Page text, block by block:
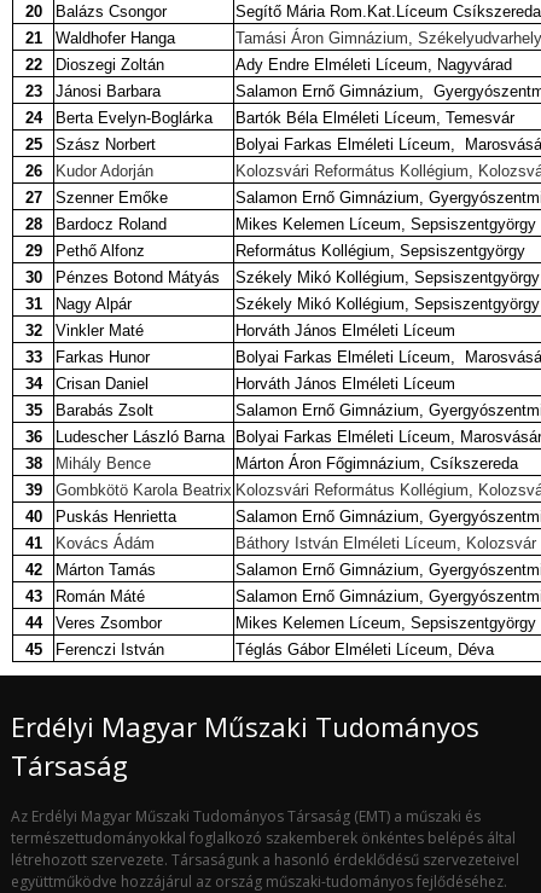
20
Balázs Csongor
Segítő Mária Rom.Kat.Líceum Csíkszereda
21
Waldhofer Hanga
Tamási Áron Gimnázium, Székelyudvarhely
22
Dioszegi Zoltán
Ady Endre Elméleti Líceum, Nagyvárad
23
Jánosi Barbara
Salamon Ernő Gimnázium,
24
Berta Evelyn-Boglárka
Bartók Béla Elméleti Líceum, Temesvár
25
Szász Norbert
Bolyai Farkas Elméleti Líceum,
26
Kudor Adorján
Kolozsvári Református Kollégium,
27
Szenner Emőke
Salamon Ernő Gimnázium,
28
Bardocz Roland
Mikes Kelemen Líceum, Sepsiszentgyörgy
29
Pethő Alfonz
Református Kollégium, Sepsiszentgyörgy
30
Pénzes Botond Mátyás
Székely Mikó Kollégium, Sepsiszentgyörgy
31
Nagy Alpár
Székely Mikó Kollégium, Sepsiszentgyörgy
32
Vinkler Maté
Horváth János Elméleti Líceum
33
Farkas Hunor
Bolyai Farkas Elméleti Líceum,
34
Crisan Daniel
Horváth János Elméleti Líceum
35
Barabás Zsolt
Salamon Ernő Gimnázium,
36
Ludescher László Barna
Bolyai Farkas Elméleti Líceum,
38
Mihály Bence
Márton Áron Főgimnázium, Csíkszereda
39
Gombkötö Karola Beatrix Kolozsvári Református Kollégium,
40
Puskás Henrietta
Salamon Ernő Gimnázium,
41
Kovács Ádám
Báthory István Elméleti Líceum, Kolozsvár
42
Márton Tamás
Salamon Ernő Gimnázium,
43
Román Máté
Salamon Ernő Gimnázium,
44
Veres Zsombor
Mikes Kelemen Líceum, Sepsiszentgyörgy
45
Ferenczi István Téglás Gábor Elméleti Líceum, Déva
Erdélyi Magyar Műszaki Tudományos
Társaság
Az Erdélyi Magyar Műszaki Tudományos Társaság (EMT) a műszaki és
természettudományokkal foglalkozó szakemberek önkéntes belépés által
létrehozott szervezete. Társaságunk a hasonló érdeklődésű szervezeteivel
együttműködve hozzájárul az ország műszaki-tudományos fejlődéséhez.